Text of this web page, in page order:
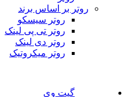
روتر بر اساس برند
روتر سیسکو
روتر تی پی لینک
روتر دی لینک
روتر میکروتیک
گیت وی